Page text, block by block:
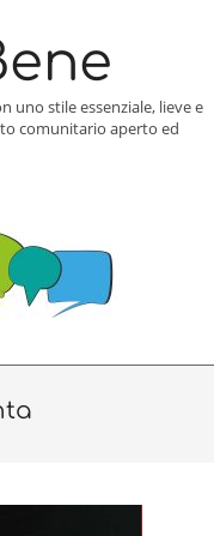
uno stile essenziale, lieve e
comunitario aperto ed